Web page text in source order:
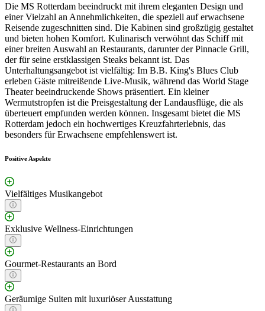
Die MS Rotterdam beeindruckt mit ihrem eleganten Design und
einer Vielzahl an Annehmlichkeiten, die speziell auf erwachsene
Reisende zugeschnitten sind. Die Kabinen sind großzügig gestaltet
und bieten hohen Komfort. Kulinarisch verwöhnt das Schiff mit
einer breiten Auswahl an Restaurants, darunter der Pinnacle Grill,
der für seine erstklassigen Steaks bekannt ist. Das
Unterhaltungsangebot ist vielfältig: Im B.B. King's Blues Club
erleben Gäste mitreißende Live-Musik, während das World Stage
Theater beeindruckende Shows präsentiert. Ein kleiner
Wermutstropfen ist die Preisgestaltung der Landausflüge, die als
überteuert empfunden werden können. Insgesamt bietet die MS
Rotterdam jedoch ein hochwertiges Kreuzfahrterlebnis, das
besonders für Erwachsene empfehlenswert ist.
Positive Aspekte
Vielfältiges Musikangebot
Exklusive Wellness-Einrichtungen
Gourmet-Restaurants an Bord
Geräumige Suiten mit luxuriöser Ausstattung